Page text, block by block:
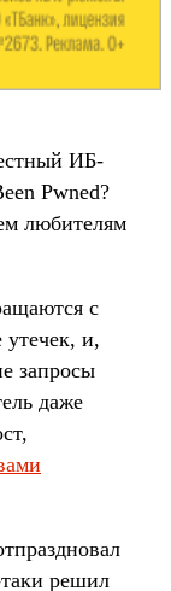
ИБ-
Pwned?
любителям
с
утечек, и,
запросы
даже
решил